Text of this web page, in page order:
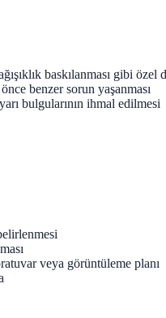
baskılanması gibi özel
benzer sorun yaşanması
bulgularının ihmal edilmesi
veya görüntüleme planı